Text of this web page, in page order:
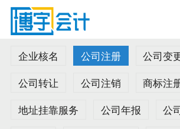
企业核名
公司注册
公司变
公司转让
公司注销
商标注
地址挂靠服务
公司年报
公